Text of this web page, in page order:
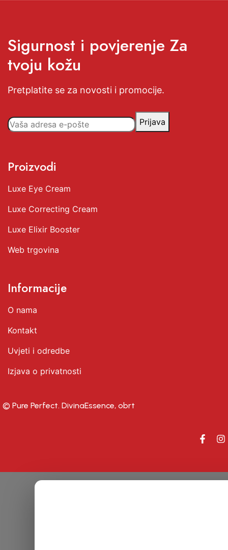
Sigurnost i povjerenje Za
tvoju kožu
Pretplatite se za novosti i promocije.
Prijava
Proizvodi
Luxe Eye Cream
Luxe Correcting Cream
Luxe Elixir Booster
Web trgovina
Informacije
O nama
Kontakt
Uvjeti i odredbe
Izjava o privatnosti
© Pure Perfect. DivinaEssence, obrt